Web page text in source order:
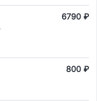
6790 ₽
800 ₽